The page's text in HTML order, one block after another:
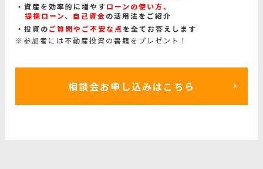
資産を効率的に増やすローンの使い方、
提携ローン、自己資金の活用法をご紹介
投資のご質問やご不安な点 を全てお答えします
※参加者には不動産投資の書籍をプレゼント！
相談会お申し込みはこちら